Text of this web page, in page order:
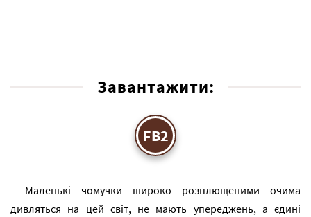
Завантажити:
FB2
Маленькі чомучки широко розплющеними очима
дивляться на цей світ, не мають упереджень, а єдині